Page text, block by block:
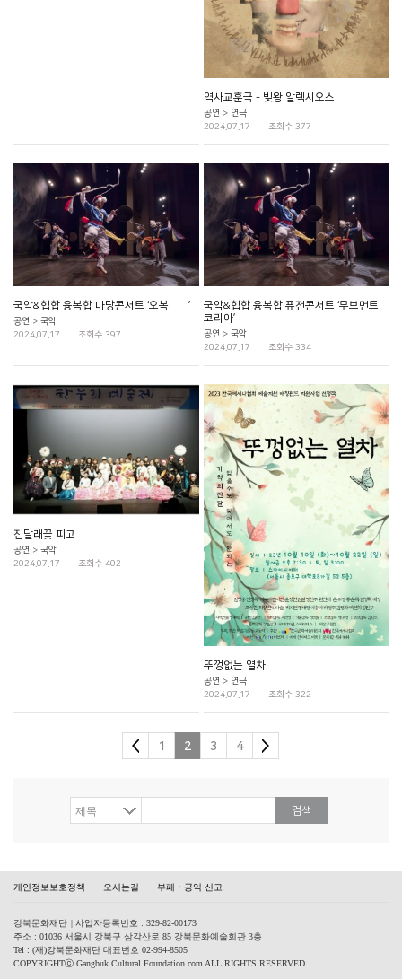
역사교훈극 - 빚왕 알렉시오스
공연 > 연극
2024.07.17
조회수 377
국악&힙합 융복합 마당콘서트 ‘오복樂樂’
공연 > 국악
2024.07.17
조회수 397
국악&힙합 융복합 퓨전콘서트 ‘무브먼트
코리아’
공연 > 국악
2024.07.17
조회수 334
진달래꽃 피고
공연 > 국악
2024.07.17
조회수 402
뚜껑없는 열차
공연 > 연극
2024.07.17
조회수 322
1 2 3 4
검색
개인정보보호정책 오시는길 부패ㆍ공익 신고
강북문화재단 | 사업자등록번호 : 329-82-00173
주소 : 01036 서울시 강북구 삼각산로 85 강북문화예술회관 3층
Tel : (재)강북문화재단 대표번호 02-994-8505
COPYRIGHTⓒ Gangbuk Cultural Foundation.com ALL RIGHTS RESERVED.